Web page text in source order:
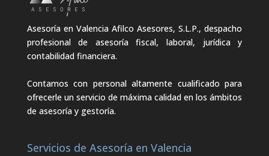
Asesoría en Valencia Afilco Asesores, S.L.P., despacho
profesional de asesoría fiscal, laboral, jurídica y
contabilidad financiera.
Contamos con personal altamente cualificado para
ofrecerle un servicio de máxima calidad en los ámbitos
de asesoría y gestoría.
Servicios de Asesoría en Valencia